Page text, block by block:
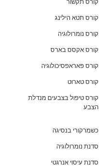
קורס תקשור
קורס תטא הילינג
קורס נומרולוגיה
קורס אקסס בארס
קורס פאראפסיכולוגיה
קורס טארוט
קורס טיפול בצבעים מנדלת
הצבע
כשמרקורי בנסיגה
סדנת נומרולוגיה
סדנת עיסוי אנרגטי